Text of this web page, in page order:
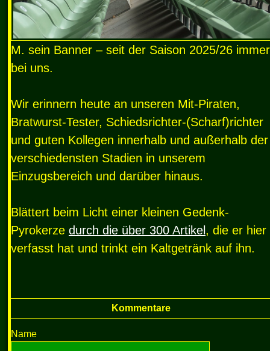
M. sein Banner – seit der Saison 2025/26 immer
bei uns.
Wir erinnern heute an unseren Mit-Piraten,
Bratwurst-Tester, Schiedsrichter-(Scharf)richter
und guten Kollegen innerhalb und außerhalb der
verschiedensten Stadien in unserem
Einzugsbereich und darüber hinaus.
Blättert beim Licht einer kleinen Gedenk-
Pyrokerze durch die über 300 Artikel , die er hier
verfasst hat und trinkt ein Kaltgetränk auf ihn.
Kommentare
Name